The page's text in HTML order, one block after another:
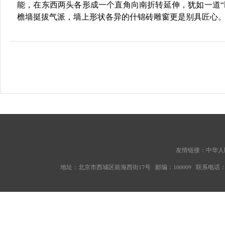
能，在东西两头各形成一个直角向南折转延伸，犹如一
檐墙挺拔气派，墙上形状各异的什锦砖雕窗更是别具匠心
友情链接： 中华
地址：北京市西城区前海西街17号 邮编：100009 联系电话